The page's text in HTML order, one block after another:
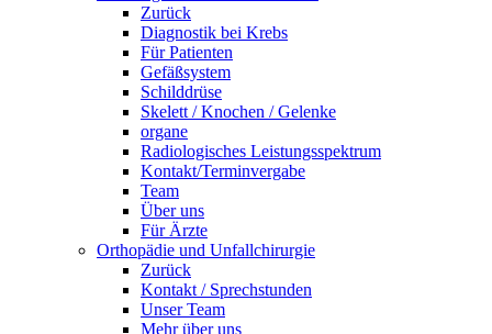
Zurück
Diagnostik bei Krebs
Für Patienten
Gefäßsystem
Schilddrüse
Skelett / Knochen / Gelenke
organe
Radiologisches Leistungsspektrum
Kontakt/Terminvergabe
Team
Über uns
Für Ärzte
Orthopädie und Unfallchirurgie
Zurück
Kontakt / Sprechstunden
Unser Team
Mehr über uns